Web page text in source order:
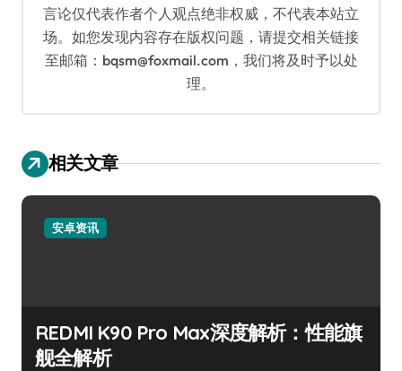
言论仅代表作者个人观点绝非权威，不代表本站立
场。如您发现内容存在版权问题，请提交相关链接
至邮箱：bqsm@foxmail.com，我们将及时予以处
理。
相关文章
安卓资讯
REDMI K90 Pro Max深度解析：性能旗
舰全解析